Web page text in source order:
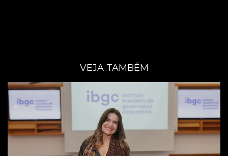
VEJA TAMBÉM